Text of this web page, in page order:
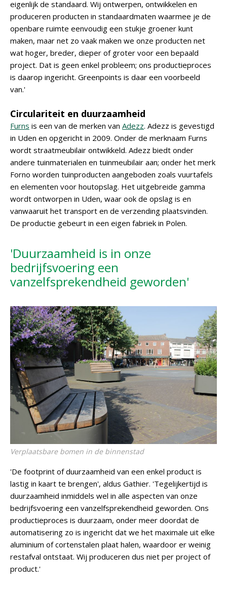
eigenlijk de standaard. Wij ontwerpen, ontwikkelen en
produceren producten in standaardmaten waarmee je de
openbare ruimte eenvoudig een stukje groener kunt
maken, maar net zo vaak maken we onze producten net
wat hoger, breder, dieper of groter voor een bepaald
project. Dat is geen enkel probleem; ons productieproces
is daarop ingericht. Greenpoints is daar een voorbeeld
van.'
Circulariteit en duurzaamheid
Furns is een van de merken van Adezz. Adezz is gevestigd
in Uden en opgericht in 2009. Onder de merknaam Furns
wordt straatmeubilair ontwikkeld. Adezz biedt onder
andere tuinmaterialen en tuinmeubilair aan; onder het merk
Forno worden tuinproducten aangeboden zoals vuurtafels
en elementen voor houtopslag. Het uitgebreide gamma
wordt ontworpen in Uden, waar ook de opslag is en
vanwaaruit het transport en de verzending plaatsvinden.
De productie gebeurt in een eigen fabriek in Polen.
'Duurzaamheid is in onze
bedrijfsvoering een
vanzelfsprekendheid geworden'
Verplaatsbare bomen in de binnenstad
'De footprint of duurzaamheid van een enkel product is
lastig in kaart te brengen', aldus Gathier. 'Tegelijkertijd is
duurzaamheid inmiddels wel in alle aspecten van onze
bedrijfsvoering een vanzelfsprekendheid geworden. Ons
productieproces is duurzaam, onder meer doordat de
automatisering zo is ingericht dat we het maximale uit elke
aluminium of cortenstalen plaat halen, waardoor er weinig
restafval ontstaat. Wij produceren dus niet per project of
product.'